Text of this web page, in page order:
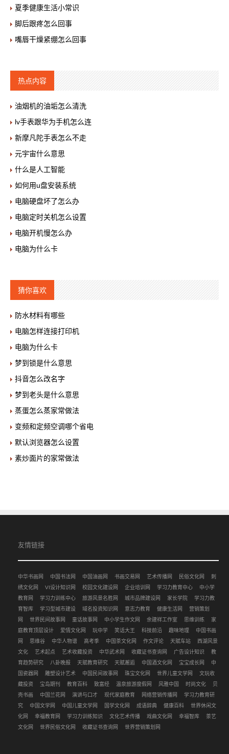
夏季健康生活小常识
脚后跟疼怎么回事
嘴唇干燥紧绷怎么回事
热点内容
油烟机的油垢怎么清洗
lv手表跟华为手机怎么连
新摩凡陀手表怎么不走
元宇宙什么意思
什么是人工智能
如何用u盘安装系统
电脑硬盘坏了怎么办
电脑定时关机怎么设置
电脑开机慢怎么办
电脑为什么卡
猜你喜欢
防水材料有哪些
电脑怎样连接打印机
电脑为什么卡
梦到锁是什么意思
抖音怎么改名字
梦到老头是什么意思
蒸蛋怎么蒸家常做法
变频和定频空调哪个省电
默认浏览器怎么设置
素炒面片的家常做法
友情链接
中华书画网 中国书法网 中国油画网 书画交易网 艺术传播网 民俗文化网
刺
绣文化网
VI设计知识网 校园文化建设网 企业培训网 学习力教育中心
中小学
教育网
学习力训练中心 旅游风景名胜网 城市品牌建设网 家长学院
学习力教
育智库
学习型城市建设 域名投资知识网 意志力教育 健康生活网
营销策划
网
世界民间故事网 童话故事网 中小学生作文网 余建祥工作室 思维训练
家
庭教育顶层设计
爱情文化网 玩中学 笑话大王 科技前沿 趣味地理
中国书画
网
思维谷 中华人物谱 高考季 中国茶文化网 作文评论 天赋车站
西湖风景
文化
艺术起点 艺术收藏投资 中华武术网 收藏证书查询网 广告设计知识
教
育趋势研究
八卦晚报 天赋教育研究 天赋邂逅 中国酒文化网 宝宝成长网
中
国瓷器网
雕塑设计艺术 中国民间故事网 珠宝文化网 世界儿童文学网
文玩收
藏投资
宝岛期刊 教育百科 致富经 温泉旅游度假网 风雅中国 时尚文化
贝
壳书画
中国兰花网 演讲与口才 现代家庭教育 网络营销传播网
学习力教育研
究
中国文学网 中国儿童文学网 国学文化网 成语辞典 健康百科
世界休闲文
化网
幸福教育网 学习力训练知识 文化艺术传播 戏曲文化网 幸福智库
茶艺
文化网
世界民俗文化网 收藏证书查询网 世界营销策划网